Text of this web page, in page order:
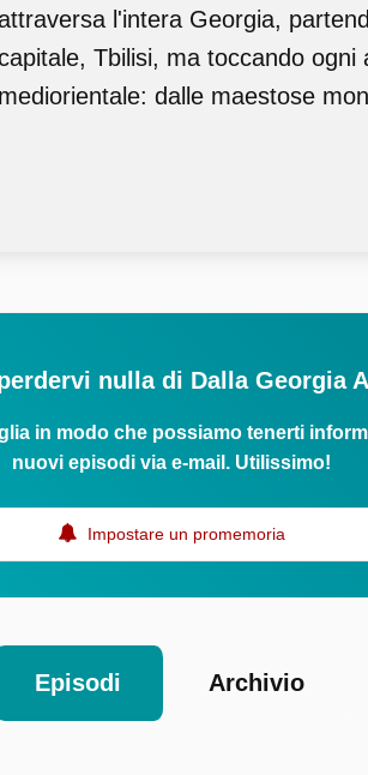
l'intera Georgia,
Tbilisi, ma toccando ogni
mediorientale: dalle maestose
nulla di Dalla Georgia
in modo che possiamo tenerti
nuovi episodi via e-mail. Utilissimo!
Impostare un promemoria
Episodi Archivio